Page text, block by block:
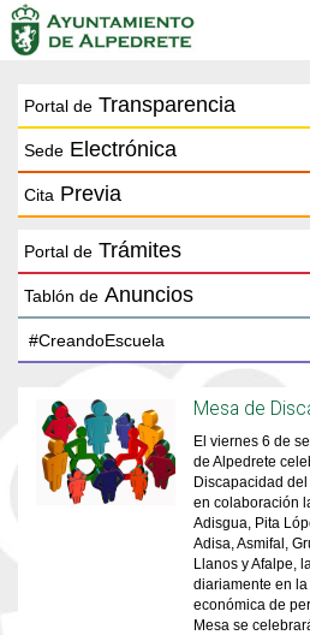
Portal de Transparencia
Sede Electrónica
Cita Previa
Portal de Trámites
Tablón de Anuncios
Mesa de
El viernes 6 de
de Alpedrete
Discapacidad
en colaboración
Adisgua, Pita
Adisa, Asmifal,
Llanos y Afalpe,
diariamente en
económica de
Mesa se